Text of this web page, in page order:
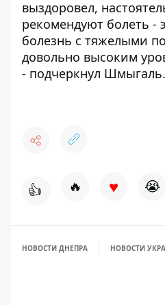
выздоровел,
рекомендуют болеть -
болезнь с тяжелыми
довольно высоким
- подчеркнул Шмыгаль.
👍 🔥 ♥ 😭
НОВОСТИ ДНЕПРА НОВОСТИ